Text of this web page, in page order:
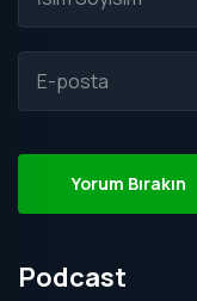
Yorum Bırakın
Podcast